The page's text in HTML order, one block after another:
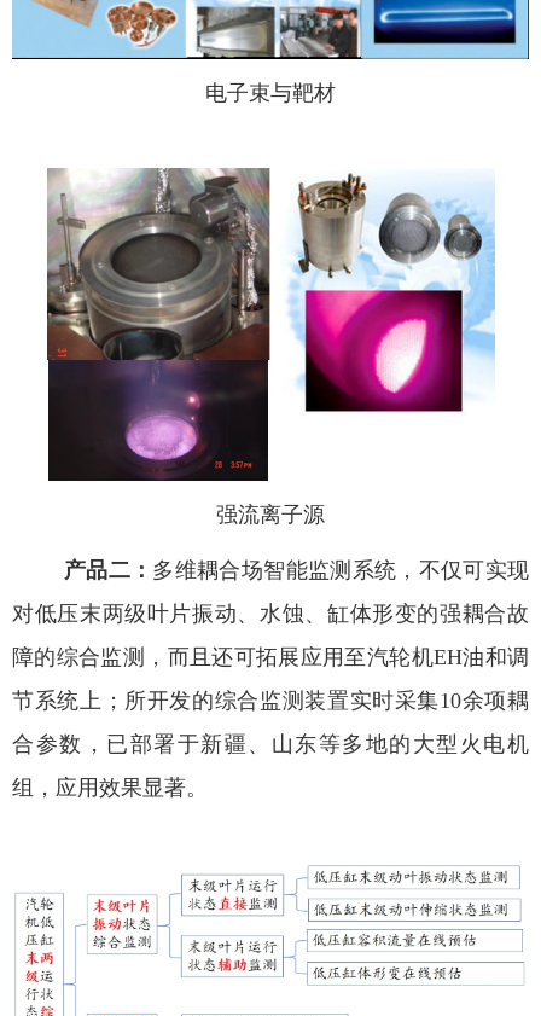
电子束与靶材
强流离子源
产品二： 多维耦合场智能监测系统，不仅可实现
对低压末两级叶片振动、水蚀、缸体形变的强耦合故
障的综合监测，而且还可拓展应用至汽轮机EH油和调
节系统上；所开发的综合监测装置实时采集10余项耦
合参数，已部署于新疆、山东等多地的大型火电机
组，应用效果显著。